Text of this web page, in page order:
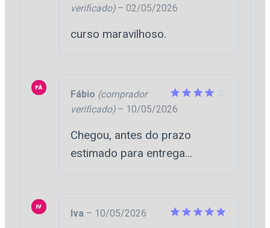
quantidade
Avaliação
verificado) – 02/05/2026
curso maravilhoso.
Avaliação
Fábio (comprador
verificado) – 10/05/2026
Chegou, antes do prazo
estimado para entrega…
Iva – 10/05/2026